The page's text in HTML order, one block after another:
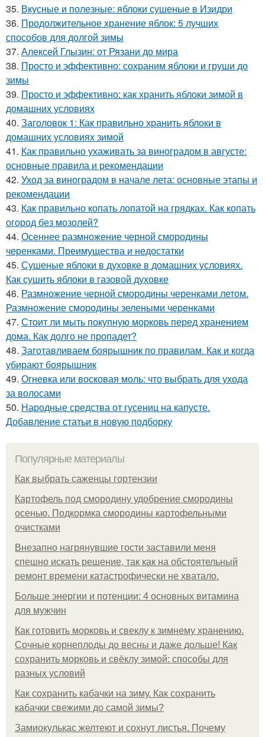
35. Вкусные и полезные: яблоки сушеные в Изидри
36. Продолжительное хранение яблок: 5 лучших
способов для долгой зимы
37. Алексей Глызин: от Рязани до мира
38. Просто и эффективно: сохраним яблоки и груши до
зимы
39. Просто и эффективно: как хранить яблоки зимой в
домашних условиях
40. Заголовок 1: Как правильно хранить яблоки в
домашних условиях зимой
41. Как правильно ухаживать за виноградом в августе:
основные правила и рекомендации
42. Уход за виноградом в начале лета: основные этапы и
рекомендации
43. Как правильно копать лопатой на грядках. Как копать
огород без мозолей?
44. Осеннее размножение черной смородины
черенками. Преимущества и недостатки
45. Сушеные яблоки в духовке в домашних условиях.
Как сушить яблоки в газовой духовке
46. Размножение черной смородины черенками летом.
Размножение смородины зелеными черенками
47. Стоит ли мыть покупную морковь перед хранением
дома. Как долго не пропадет?
48. Заготавливаем боярышник по правилам. Как и когда
убирают боярышник
49. Огневка или восковая моль: что выбрать для ухода
за волосами
50. Народные средства от гусениц на капусте.
Добавление статьи в новую подборку
Популярные материалы
Как выбрать саженцы гортензии
Картофель под смородину удобрение смородины
осенью. Подкормка смородины картофельными
очистками
Внезапно нагрянувшие гости заставили меня
спешно искать решение, так как на обстоятельный
ремонт времени катастрофически не хватало.
Больше энергии и потенции: 4 основных витамина
для мужчин
Как готовить морковь и свеклу к зимнему хранению.
Сочные корнеплоды до весны и даже дольше! Как
сохранить морковь и свёклу зимой: способы для
разных условий
Как сохранить кабачки на зиму. Как сохранить
кабачки свежими до самой зимы?
Замиокулькас желтеют и сохнут листья. Почему